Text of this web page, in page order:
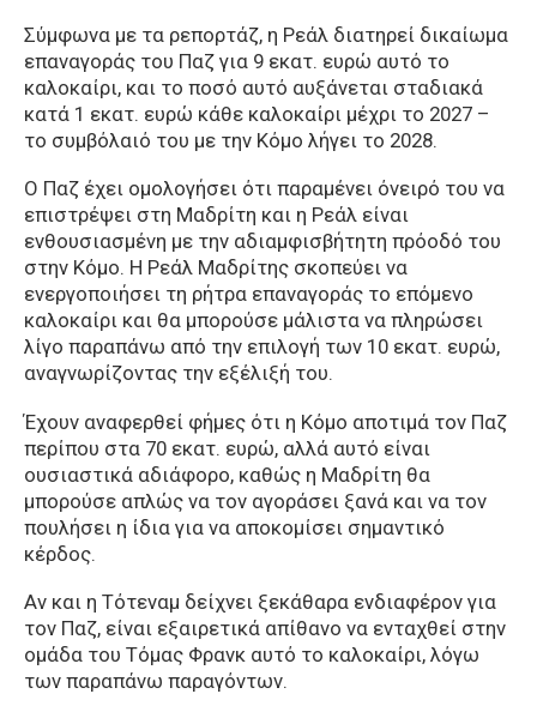
Σύμφωνα με τα ρεπορτάζ, η Ρεάλ διατηρεί δικαίωμα
επαναγοράς του Παζ για 9 εκατ. ευρώ αυτό το
καλοκαίρι, και το ποσό αυτό αυξάνεται σταδιακά
κατά 1 εκατ. ευρώ κάθε καλοκαίρι μέχρι το 2027 –
το συμβόλαιό του με την Κόμο λήγει το 2028.
Ο Παζ έχει ομολογήσει ότι παραμένει όνειρό του να
επιστρέψει στη Μαδρίτη και η Ρεάλ είναι
ενθουσιασμένη με την αδιαμφισβήτητη πρόοδό του
στην Κόμο. Η Ρεάλ Μαδρίτης σκοπεύει να
ενεργοποιήσει τη ρήτρα επαναγοράς το επόμενο
καλοκαίρι και θα μπορούσε μάλιστα να πληρώσει
λίγο παραπάνω από την επιλογή των 10 εκατ. ευρώ,
αναγνωρίζοντας την εξέλιξή του.
Έχουν αναφερθεί φήμες ότι η Κόμο αποτιμά τον Παζ
περίπου στα 70 εκατ. ευρώ, αλλά αυτό είναι
ουσιαστικά αδιάφορο, καθώς η Μαδρίτη θα
μπορούσε απλώς να τον αγοράσει ξανά και να τον
πουλήσει η ίδια για να αποκομίσει σημαντικό
κέρδος.
Αν και η Τότεναμ δείχνει ξεκάθαρα ενδιαφέρον για
τον Παζ, είναι εξαιρετικά απίθανο να ενταχθεί στην
ομάδα του Τόμας Φρανκ αυτό το καλοκαίρι, λόγω
των παραπάνω παραγόντων.